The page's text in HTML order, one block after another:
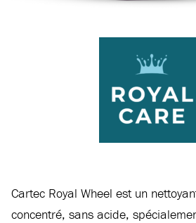
Cartec Royal Wheel est un
concentré, sans acide,